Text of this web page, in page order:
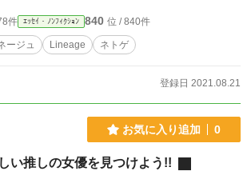
件 ｴｯｾｲ・ﾉﾝﾌｨｸｼｮﾝ 840 位 / 840件
ージュ Lineage ネトゲ
登録日 2021.08.21
お気に入り追加 0
い推しの女優を見つけよう!!